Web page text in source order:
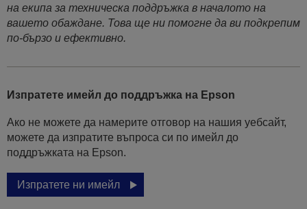
на екипа за техническа поддръжка в началото на
вашето обаждане. Това ще ни помогне да ви подкрепим
по-бързо и ефективно.
Изпратете имейл до поддръжка на Epson
Ако не можете да намерите отговор на нашия уебсайт,
можете да изпратите въпроса си по имейл до
поддръжката на Epson.
Изпратете ни имейл